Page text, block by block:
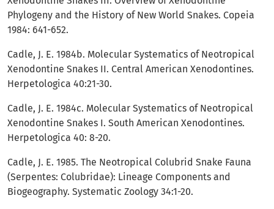
Phylogeny and the History of New World Snakes. Copeia
1984: 641-652.
Cadle, J. E. 1984b. Molecular Systematics of Neotropical
Xenodontine Snakes II. Central American Xenodontines.
Herpetologica 40:21-30.
Cadle, J. E. 1984c. Molecular Systematics of Neotropical
Xenodontine Snakes I. South American Xenodontines.
Herpetologica 40: 8-20.
Cadle, J. E. 1985. The Neotropical Colubrid Snake Fauna
(Serpentes: Colubridae): Lineage Components and
Biogeography. Systematic Zoology 34:1-20.